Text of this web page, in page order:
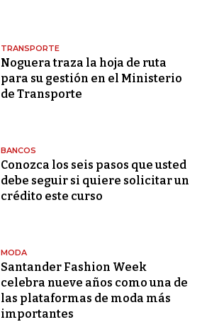
TRANSPORTE
Noguera traza la hoja de ruta
para su gestión en el Ministerio
de Transporte
BANCOS
Conozca los seis pasos que usted
debe seguir si quiere solicitar un
crédito este curso
MODA
Santander Fashion Week
celebra nueve años como una de
las plataformas de moda más
importantes